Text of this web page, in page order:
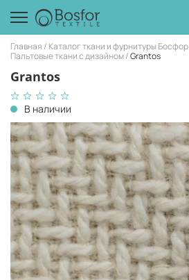
Главная Каталог ткани и фурнитуры Босфор
Пальтовые ткани с дизайном Grantos
Grantos
В наличии